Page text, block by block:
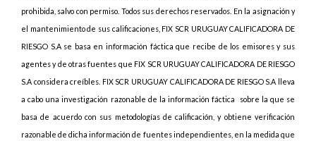
prohibida, salvo con permiso. Todos sus derechos reservados. En la asignación y
el mantenimiento de sus calificaciones, FIX SCR URUGUAY CALIFICADORA DE
RIESGO S.A se basa en información fáctica que recibe de los emisores y sus
agentes y de otras fuentes que FIX SCR URUGUAY CALIFICADORA DE RIESGO
S.A considera creíbles. FIX SCR URUGUAY CALIFICADORA DE RIESGO S.A lleva
a cabo una investigación razonable de la información fáctica sobre la que se
basa de acuerdo con sus metodologías de calificación, y obtiene verificación
razonable de dicha información de fuentes independientes, en la medida que